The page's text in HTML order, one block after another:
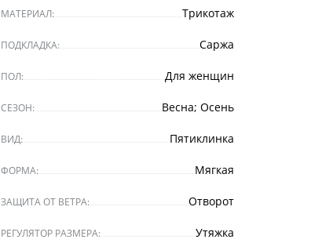
МАТЕРИАЛ: Трикотаж
ПОДКЛАДКА: Саржа
ПОЛ: Для женщин
СЕЗОН: Весна; Осень
ВИД: Пятиклинка
ФОРМА: Мягкая
ЗАЩИТА ОТ ВЕТРА: Отворот
РЕГУЛЯТОР РАЗМЕРА: Утяжка